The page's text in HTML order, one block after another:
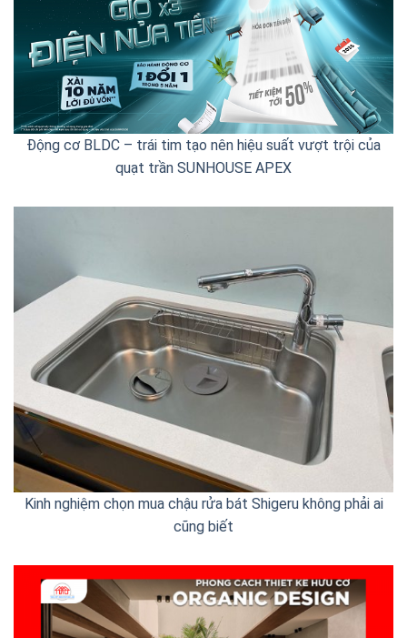
Động cơ BLDC – trái tim tạo nên hiệu suất vượt trội của
quạt trần SUNHOUSE APEX
Kinh nghiệm chọn mua chậu rửa bát Shigeru không phải ai
cũng biết